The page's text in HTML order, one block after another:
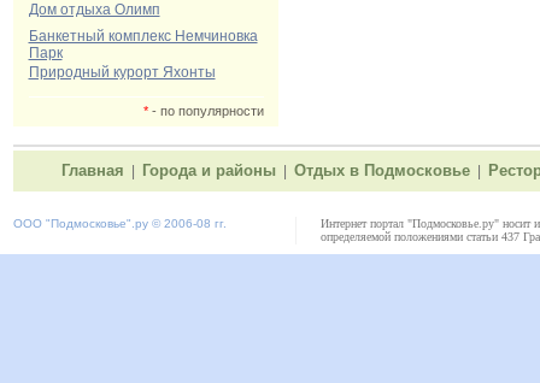
Дом отдыха Олимп
Банкетный комплекс Немчиновка
Парк
Природный курорт Яхонты
*- по популярности
Главная Города и районы Отдых в Подмосковье
ООО "Подмосковье" .ру © 2006-08 гг.
Интернет портал "Подмосковье.ру" носит
определяемой положениями статьи 437